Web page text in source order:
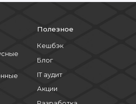
Полезное
Кешбэк
Блог
IT аудит
Акции